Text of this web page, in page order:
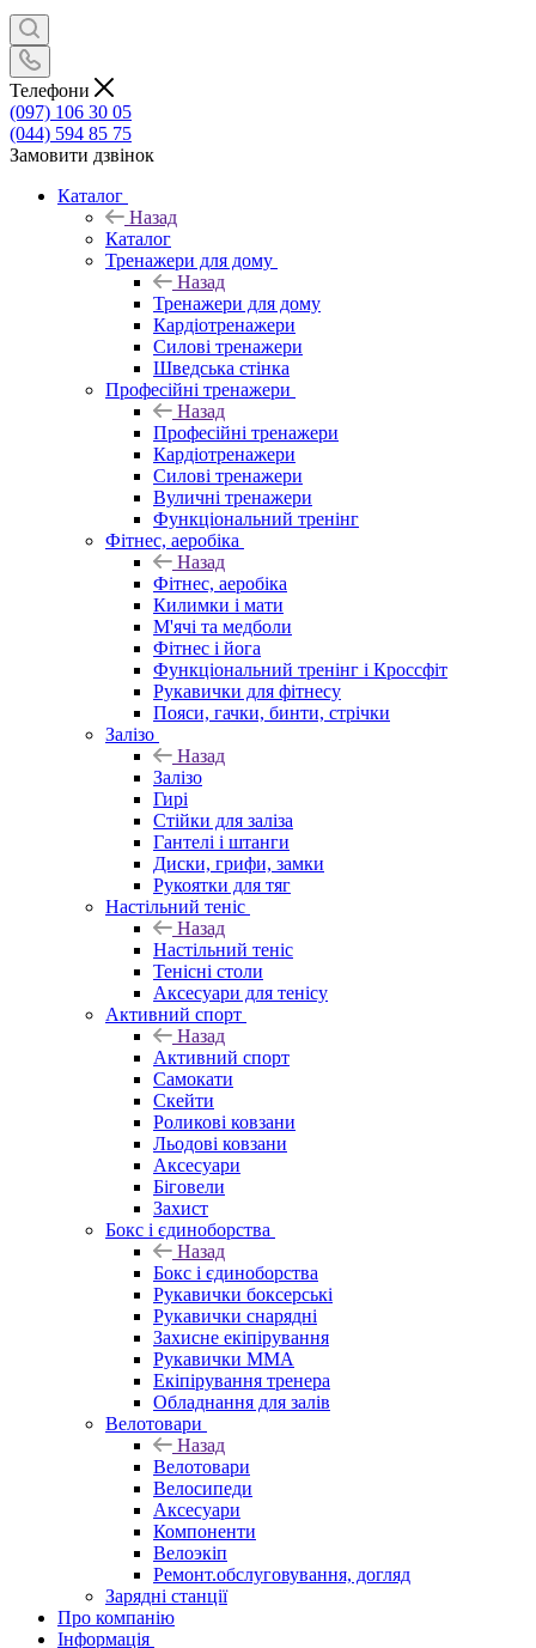
Телефони
(097) 106 30 05
(044) 594 85 75
Замовити дзвінок
Каталог
Назад
Каталог
Тренажери для дому
Назад
Тренажери для дому
Кардіотренажери
Силові тренажери
Шведська стінка
Професійні тренажери
Назад
Професійні тренажери
Кардіотренажери
Силові тренажери
Вуличні тренажери
Функціональний тренінг
Фітнес, аеробіка
Назад
Фітнес, аеробіка
Килимки і мати
М'ячі та медболи
Фітнес і йога
Функціональний тренінг і Кроссфіт
Рукавички для фітнесу
Пояси, гачки, бинти, стрічки
Залізо
Назад
Залізо
Гирі
Стійки для заліза
Гантелі і штанги
Диски, грифи, замки
Рукоятки для тяг
Настільний теніс
Назад
Настільний теніс
Тенісні столи
Аксесуари для тенісу
Активний спорт
Назад
Активний спорт
Самокати
Скейти
Роликові ковзани
Льодові ковзани
Аксесуари
Біговели
Захист
Бокс і єдиноборства
Назад
Бокс і єдиноборства
Рукавички боксерські
Рукавички снарядні
Захисне екіпірування
Рукавички ММА
Екіпірування тренера
Обладнання для залів
Велотовари
Назад
Велотовари
Велосипеди
Аксесуари
Компоненти
Велоэкіп
Ремонт.обслуговування, догляд
Зарядні станції
Про компанію
Інформація